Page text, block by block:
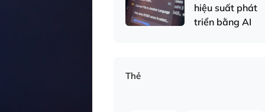
hiệu suất phát
triển bằng AI
Thẻ